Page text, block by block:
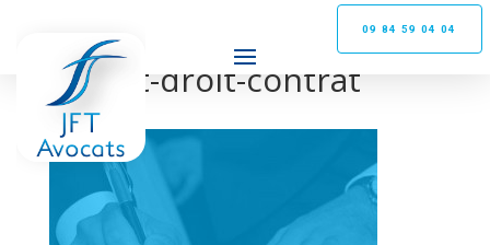
09 84 59 04 04
avocat-droit-contrat